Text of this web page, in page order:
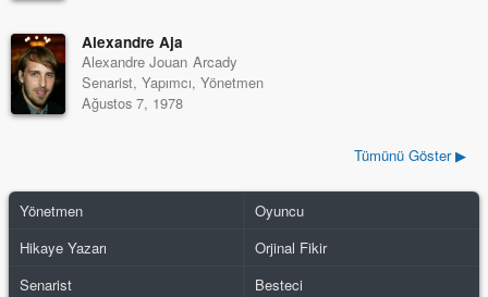
Alexandre Aja
Alexandre Jouan Arcady
Senarist, Yapımcı, Yönetmen
Ağustos 7, 1978
Tümünü Göster ▶
Yönetmen
Oyuncu
Hikaye Yazarı
Orjinal Fikir
Senarist
Besteci